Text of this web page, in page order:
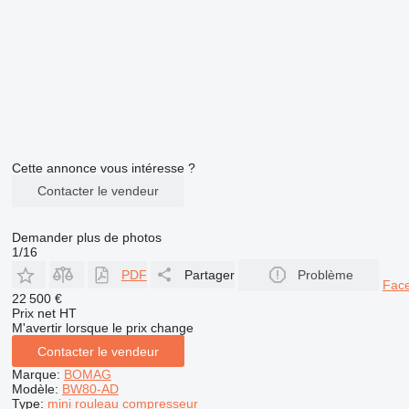
Cette annonce vous intéresse ?
Contacter le vendeur
Demander plus de photos
1/16
PDF
Partager Problème
22 500 €
Prix net HT
M'avertir lorsque le prix change
Contacter le vendeur
Marque: BOMAG
Modèle: BW80-AD
Type: mini rouleau compresseur